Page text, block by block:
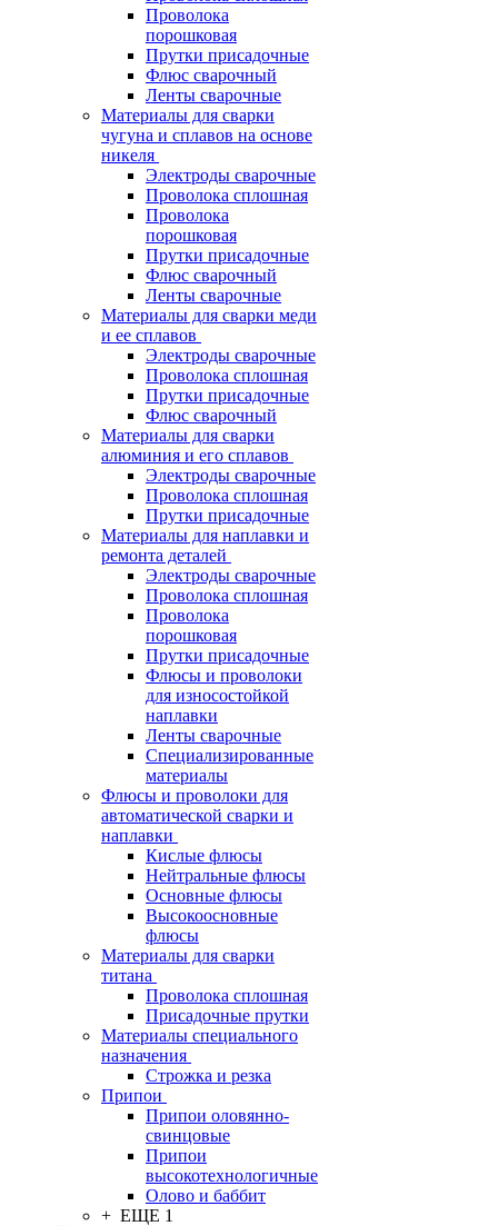
Проволока
порошковая
Прутки присадочные
Флюс сварочный
Ленты сварочные
Материалы для сварки
чугуна и сплавов на основе
никеля
Электроды сварочные
Проволока сплошная
Проволока
порошковая
Прутки присадочные
Флюс сварочный
Ленты сварочные
Материалы для сварки меди
и ее сплавов
Электроды сварочные
Проволока сплошная
Прутки присадочные
Флюс сварочный
Материалы для сварки
алюминия и его сплавов
Электроды сварочные
Проволока сплошная
Прутки присадочные
Материалы для наплавки и
ремонта деталей
Электроды сварочные
Проволока сплошная
Проволока
порошковая
Прутки присадочные
Флюсы и проволоки
для износостойкой
наплавки
Ленты сварочные
Специализированные
материалы
Флюсы и проволоки для
автоматической сварки и
наплавки
Кислые флюсы
Нейтральные флюсы
Основные флюсы
Высокоосновные
флюсы
Материалы для сварки
титана
Проволока сплошная
Присадочные прутки
Материалы специального
назначения
Строжка и резка
Припои
Припои оловянно-
свинцовые
Припои
высокотехнологичные
Олово и баббит
+ ЕЩЕ 1